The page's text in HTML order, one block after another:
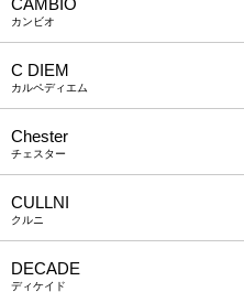
CAMBIO
カンビオ
C DIEM
カルペディエム
Chester
チェスター
CULLNI
クルニ
DECADE
ディケイド